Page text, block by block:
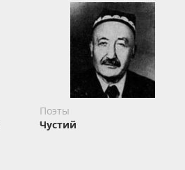
Поэты
Чустий